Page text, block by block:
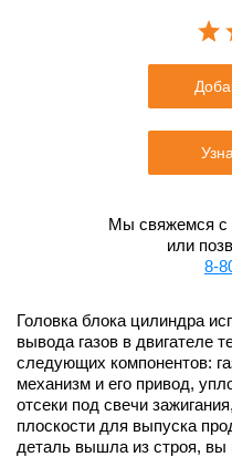
Мы свяжемся с
или
8-
Головка блока цилиндра
вывода газов в двигателе
следующих компонентов:
механизм и его привод,
отсеки под свечи
плоскости для выпуска
деталь вышла из строя,